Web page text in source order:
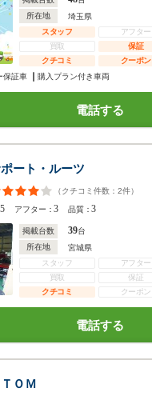
所在地
埼玉県
スタッフ
アフター
買取
保証
クチコミ
クーポン
保証車
購入プラン付き車両
電話する
ート・ルーツ
（クチコミ件数： 2件）
アフター：3 品質：3
掲載台数 39台
所在地
宮城県
スタッフ
アフター
買取
保証
クチコミ
クーポン
電話する
ＯＭ